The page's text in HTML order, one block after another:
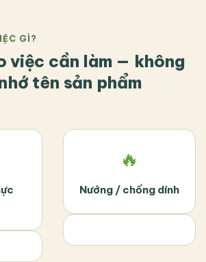
GÌ?
việc cần làm — không
tên sản phẩm
🔥
Nướng / chống dính